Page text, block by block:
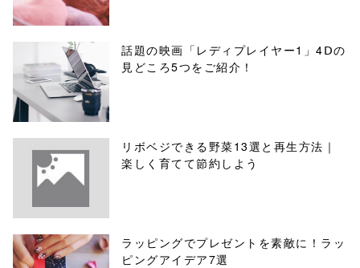
話題の映画「レディプレイヤー1」4Ⅾの
見どころ5つをご紹介！
リボベジできる野菜13選と再生方法｜
楽しく育てて節約しよう
ラッピングでプレゼントを素敵に！ラッ
ピングアイデア7選